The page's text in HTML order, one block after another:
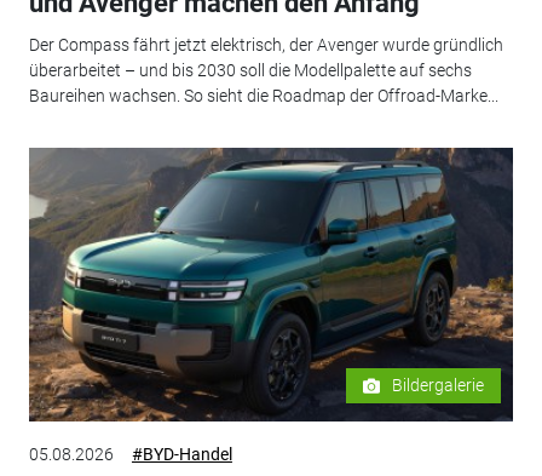
Der Compass fährt jetzt elektrisch, der Avenger wurde gründlich
überarbeitet – und bis 2030 soll die Modellpalette auf sechs
Baureihen wachsen. So sieht die Roadmap der Offroad-Marke...
Bildergalerie
05.08.2026 #BYD-Handel